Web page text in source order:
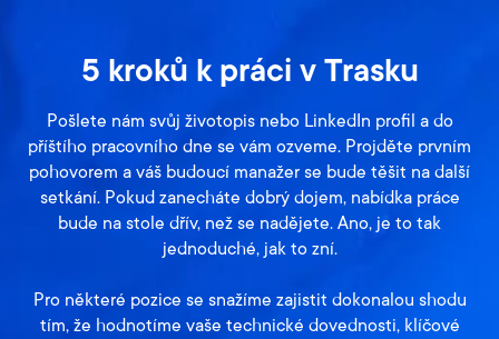
5 kroků k práci v Trasku
Pošlete nám svůj životopis nebo LinkedIn profil a do
příštího pracovního dne se vám ozveme. Projděte prvním
pohovorem a váš budoucí manažer se bude těšit na další
setkání. Pokud zanecháte dobrý dojem, nabídka práce
bude na stole dřív, než se nadějete. Ano, je to tak
jednoduché, jak to zní.
Pro některé pozice se snažíme zajistit dokonalou shodu
tím, že hodnotíme vaše technické dovednosti, klíčové